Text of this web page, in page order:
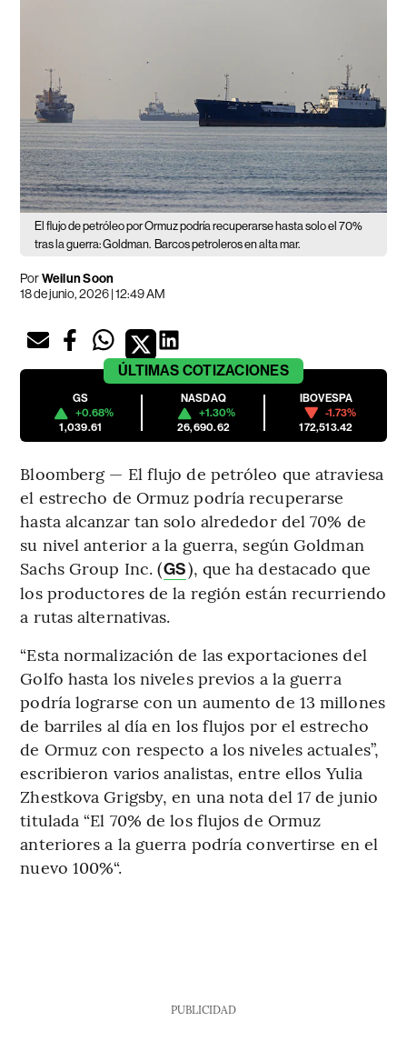
El flujo de petróleo por Ormuz podría recuperarse hasta solo el 70%
tras la guerra: Goldman. Barcos petroleros en alta mar.
PorWeilun Soon
18 de junio, 2026 | 12:49 AM
ÚLTIMAS COTIZACIONES
GS
+0.68%
1,039.61
NASDAQ
+1.30%
26,690.62
IBOVESPA
-1.73%
172,513.42
Bloomberg — El flujo de petróleo que atraviesa
el estrecho de Ormuz podría recuperarse
hasta alcanzar tan solo alrededor del 70% de
su nivel anterior a la guerra, según Goldman
Sachs Group Inc. (GS), que ha destacado que
los productores de la región están recurriendo
a rutas alternativas.
“Esta normalización de las exportaciones del
Golfo hasta los niveles previos a la guerra
podría lograrse con un aumento de 13 millones
de barriles al día en los flujos por el estrecho
de Ormuz con respecto a los niveles actuales”,
escribieron varios analistas, entre ellos Yulia
Zhestkova Grigsby, en una nota del 17 de junio
titulada “El 70% de los flujos de Ormuz
anteriores a la guerra podría convertirse en el
nuevo 100%“.
PUBLICIDAD